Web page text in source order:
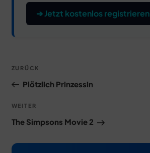
➔ Jetzt kostenlos registrieren
Beitragsnavigation
Vorheriger
Beitrag
ZURÜCK
Plötzlich Prinzessin
Nächster
Beitrag
WEITER
The Simpsons Movie 2